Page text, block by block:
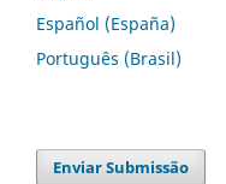
Español (España)
Português (Brasil)
Enviar Submissão